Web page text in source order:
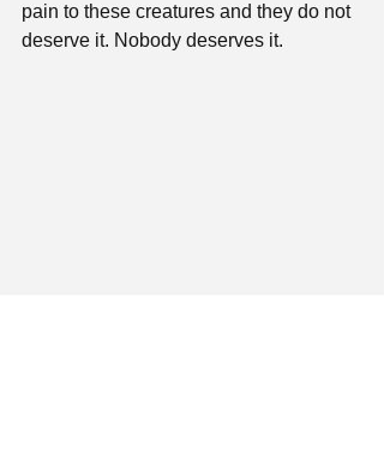
pain to these creatures and they do not
deserve it. Nobody deserves it.